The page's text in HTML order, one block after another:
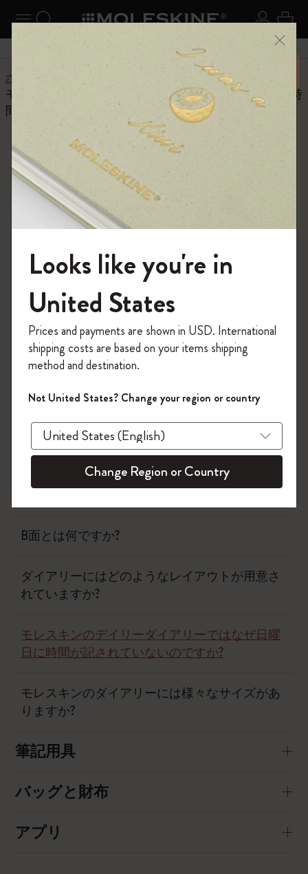
ナビゲーションの切替 ログ
検索 (キーワードなど) カ
6,500円以上のご購入で送料無料 メニ
ーを閉じる
ホーム
ダイアリー
モレスキンのデイリーダイアリーではなぜ日曜日に時
間が記されていないのですか?
よくある質問に戻る
モレスキンのデイリーダイアリ
ーではなぜ日曜日に時間が記さ
れていないのですか?
は印刷ミスではありません。私たちは、事前に設定され
たグリッドなしで、一般の人がこの日を記入して整理で
きるようにしました。
ノートブック
ダイアリー
モレスキンノートブックとダイアリーの表紙は
何でできていますか？
B面とは何ですか?
ダイアリーにはどのようなレイアウトが用意さ
れていますか?
モレスキンのデイリーダイアリーではなぜ日曜
日に時間が記されていないのですか?
モレスキンのダイアリーには様々なサイズがあ
りますか?
筆記用具
バッグと財布
アプリ
モレスキンの世界へようこそ
「WELCOME10」を入力すると、初回注
文が10%オフ＋送料無料になります。セ
ール・アウトレット品は適用外。
Moleskineアカウントを作成して限定オフ
ァーや会員特典、さらに多くのインスピ
レーションを手に入れましょう。
今すぐ会員登録 !
Looks like you're in
United States
Prices and payments are shown in USD. International
shipping costs are based on your items shipping
method and destination.
Not United States? Change your region or country
Change Region or Country